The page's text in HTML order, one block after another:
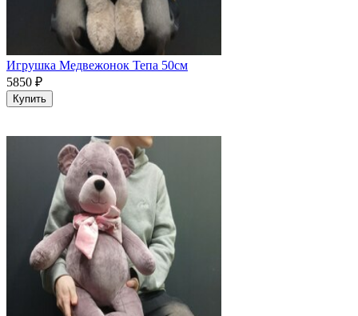
Игрушка Медвежонок Тепа 50см
5850 ₽
Купить